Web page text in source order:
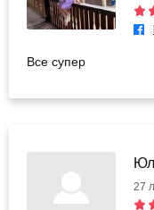
Все супер
27